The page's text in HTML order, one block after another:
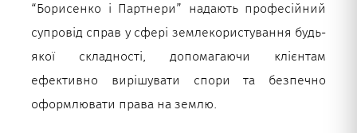
“Борисенко і Партнери” надають професійний
супровід справ у сфері землекористування будь-
якої складності, допомагаючи клієнтам
ефективно вирішувати спори та безпечно
оформлювати права на землю.